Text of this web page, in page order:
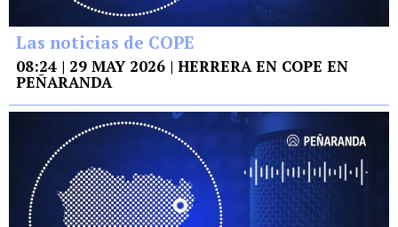
Las noticias de COPE
08:24 | 29 MAY 2026 | HERRERA EN COPE EN
PEÑARANDA